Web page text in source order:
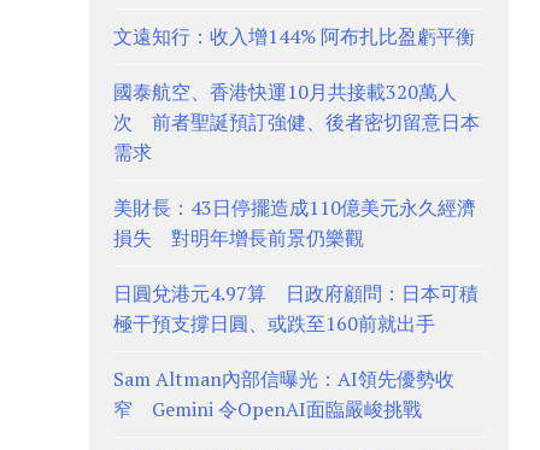
文遠知行：收入增144% 阿布扎比盈虧平衡
國泰航空、香港快運10月共接載320萬人
次 前者聖誕預訂強健、後者密切留意日本
需求
美財長：43日停擺造成110億美元永久經濟
損失 對明年增長前景仍樂觀
日圓兌港元4.97算 日政府顧問：日本可積
極干預支撐日圓、或跌至160前就出手
Sam Altman內部信曝光：AI領先優勢收
窄 Gemini 令OpenAI面臨嚴峻挑戰